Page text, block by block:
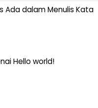
Ada dalam Menulis Kata
Hello world!